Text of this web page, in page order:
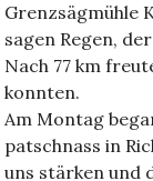
Grenzsägmühle
sagen Regen,
Nach 77 km
konnten.
Am Montag
patschnass in
uns stärken und